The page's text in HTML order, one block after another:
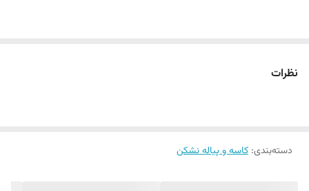
نظرات
دسته‌بندی: کاسه و پیاله نشکن